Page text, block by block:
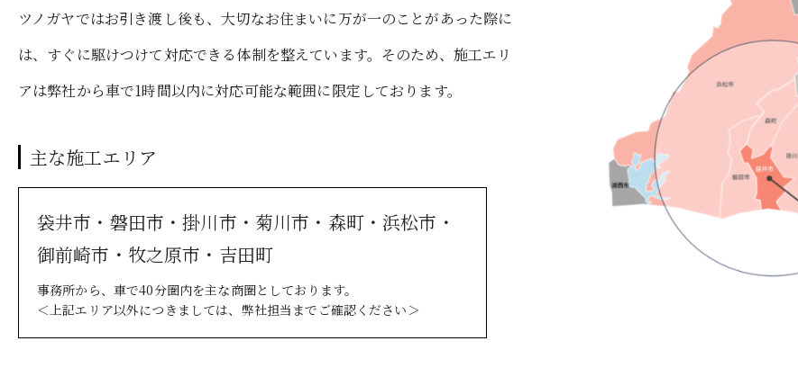
ツノガヤではお引き渡し後も、大切なお住まいに万が一のことがあった際に
は、すぐに駆けつけて対応できる体制を整えています。そのため、施工エリ
アは弊社から車で1時間以内に対応可能な範囲に限定しております。
主な施工エリア
袋井市・磐田市・掛川市・菊川市・森町・浜松市・
御前崎市・牧之原市・吉田町
事務所から、車で40分圏内を主な商圏としております。
＜上記エリア以外につきましては、弊社担当までご確認ください＞